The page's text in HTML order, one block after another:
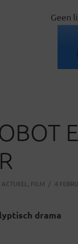
Geen
ACTUEEL , FILM 4
drama